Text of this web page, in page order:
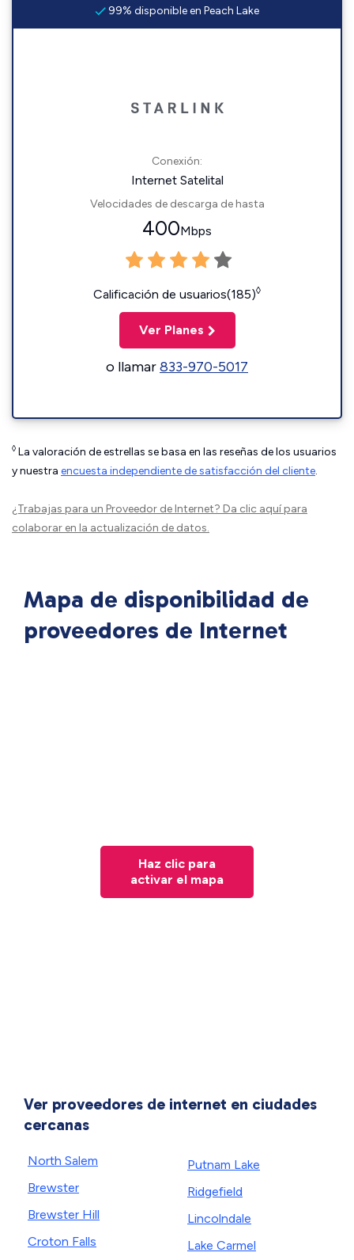
99% disponible en Peach Lake
Conexión:
Internet Satelital
Velocidades de descarga de hasta
400Mbps
Calificación de usuarios(185)◊
Ver Planes
o llamar833-970-5017
◊ La valoración de estrellas se basa en las reseñas de los usuarios
y nuestra encuesta independiente de satisfacción del cliente.
¿Trabajas para un Proveedor de Internet? Da clic aquípara
colaborar en la actualización de datos.
Mapa de disponibilidad de
proveedores de Internet
Haz clic para
activar el mapa
Ver proveedores de internet en ciudades
cercanas
North Salem
Brewster
Brewster Hill
Croton Falls
Putnam Lake
Ridgefield
Lincolndale
Lake Carmel